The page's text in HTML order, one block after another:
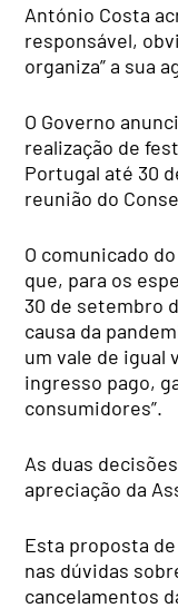
António Costa
responsável,
organiza” a sua
O Governo
realização de
Portugal até 30
reunião do
O comunicado
que, para os
30 de setembro
causa da
um vale de igual
ingresso pago,
consumidores”.
As duas
apreciação da
Esta proposta
nas dúvidas
cancelamentos